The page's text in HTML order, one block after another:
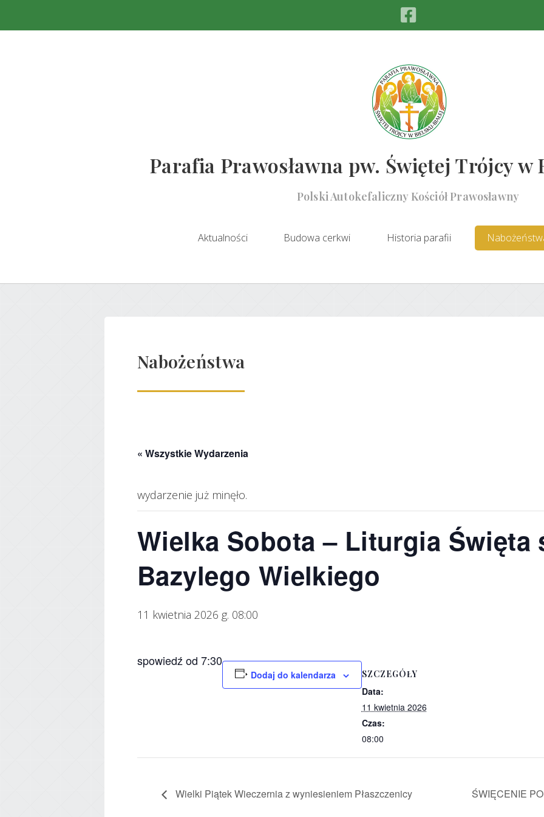
Parafia Prawosławna pw. Świętej Trójcy w
Polski Autokefaliczny Kościół Prawosławny
Aktualności Budowa cerkwi Historia parafii
Nabożeństwa
« Wszystkie Wydarzenia
wydarzenie już minęło.
Wielka Sobota – Liturgia Święta
Bazylego Wielkiego
11 kwietnia 2026 g. 08:00
spowiedź od 7:30
Dodaj do kalendarza SZCZEGÓŁY
Data:
11 kwietnia 2026
Czas:
08:00
Wielki Piątek Wieczernia z wyniesieniem Płaszczenicy ŚWIĘCENIE